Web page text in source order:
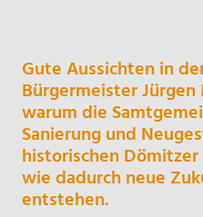
Gute Aussichten in
Bürgermeister
warum die
Sanierung und
historischen
wie dadurch neue
entstehen.